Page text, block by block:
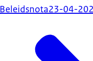
Beleidsnota23-04-